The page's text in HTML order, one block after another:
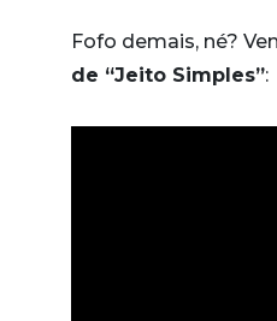
Fofo demais, né?
de “Jeito Simples”: